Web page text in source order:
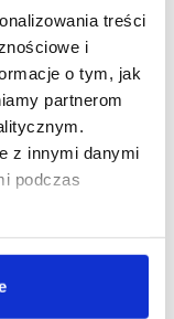
treści
i
o tym, jak
partnerom
z innymi danymi
podczas